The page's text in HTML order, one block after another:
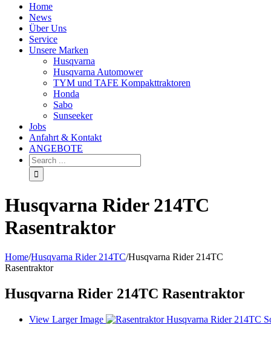
Home
News
Über Uns
Service
Unsere Marken
Husqvarna
Husqvarna Automower
TYM und TAFE Kompakttraktoren
Honda
Sabo
Sunseeker
Jobs
Anfahrt & Kontakt
ANGEBOTE
Husqvarna Rider 214TC
Rasentraktor
Home/Husqvarna Rider 214TC/Husqvarna Rider 214TC
Rasentraktor
Husqvarna Rider 214TC Rasentraktor
View Larger Image